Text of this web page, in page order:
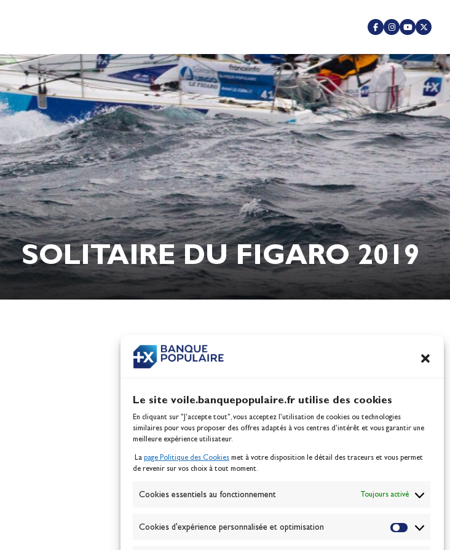
Le site voile.banquepopulaire.fr utilise des cookies
En cliquant sur "J'accepte tout", vous acceptez l’utilisation de cookies ou technologies
similaires pour vous proposer des offres adaptés à vos centres d’intérêt et vous garantir une
meilleure expérience utilisateur.
La page Politique des Cookies met à votre disposition le détail des traceurs et vous permet
de revenir sur vos choix à tout moment.
Cookies essentiels au fonctionnement Toujours activé
Cookies d'expérience personnalisée et optimisation
SOLITAIRE DU FIGARO 2019
Berthomieu, vice-championnes
100% Glisse - Écoles
ABONNEZ-VOUS